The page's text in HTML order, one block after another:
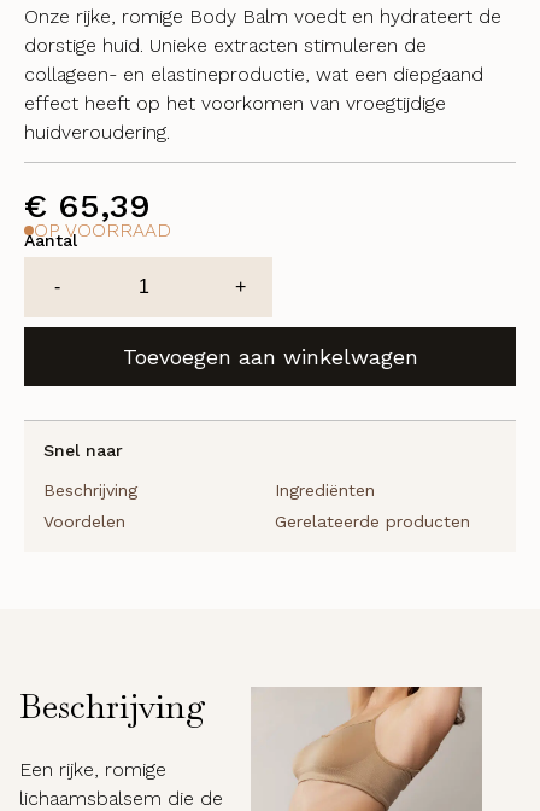
€ 65,39
Snel naar
Beschrijving
Ingrediënten
Voordelen
Gerelateerde producten
Onze rijke, romige Body Balm voedt en hydrateert de
dorstige huid. Unieke extracten stimuleren de
collageen- en elastineproductie, wat een diepgaand
effect heeft op het voorkomen van vroegtijdige
huidveroudering.
OP VOORRAAD
Aantal
-
Body
Balm
[luxury]
aantal
+
Toevoegen aan winkelwagen
Beschrijving
Een rijke, romige
lichaamsbalsem die de